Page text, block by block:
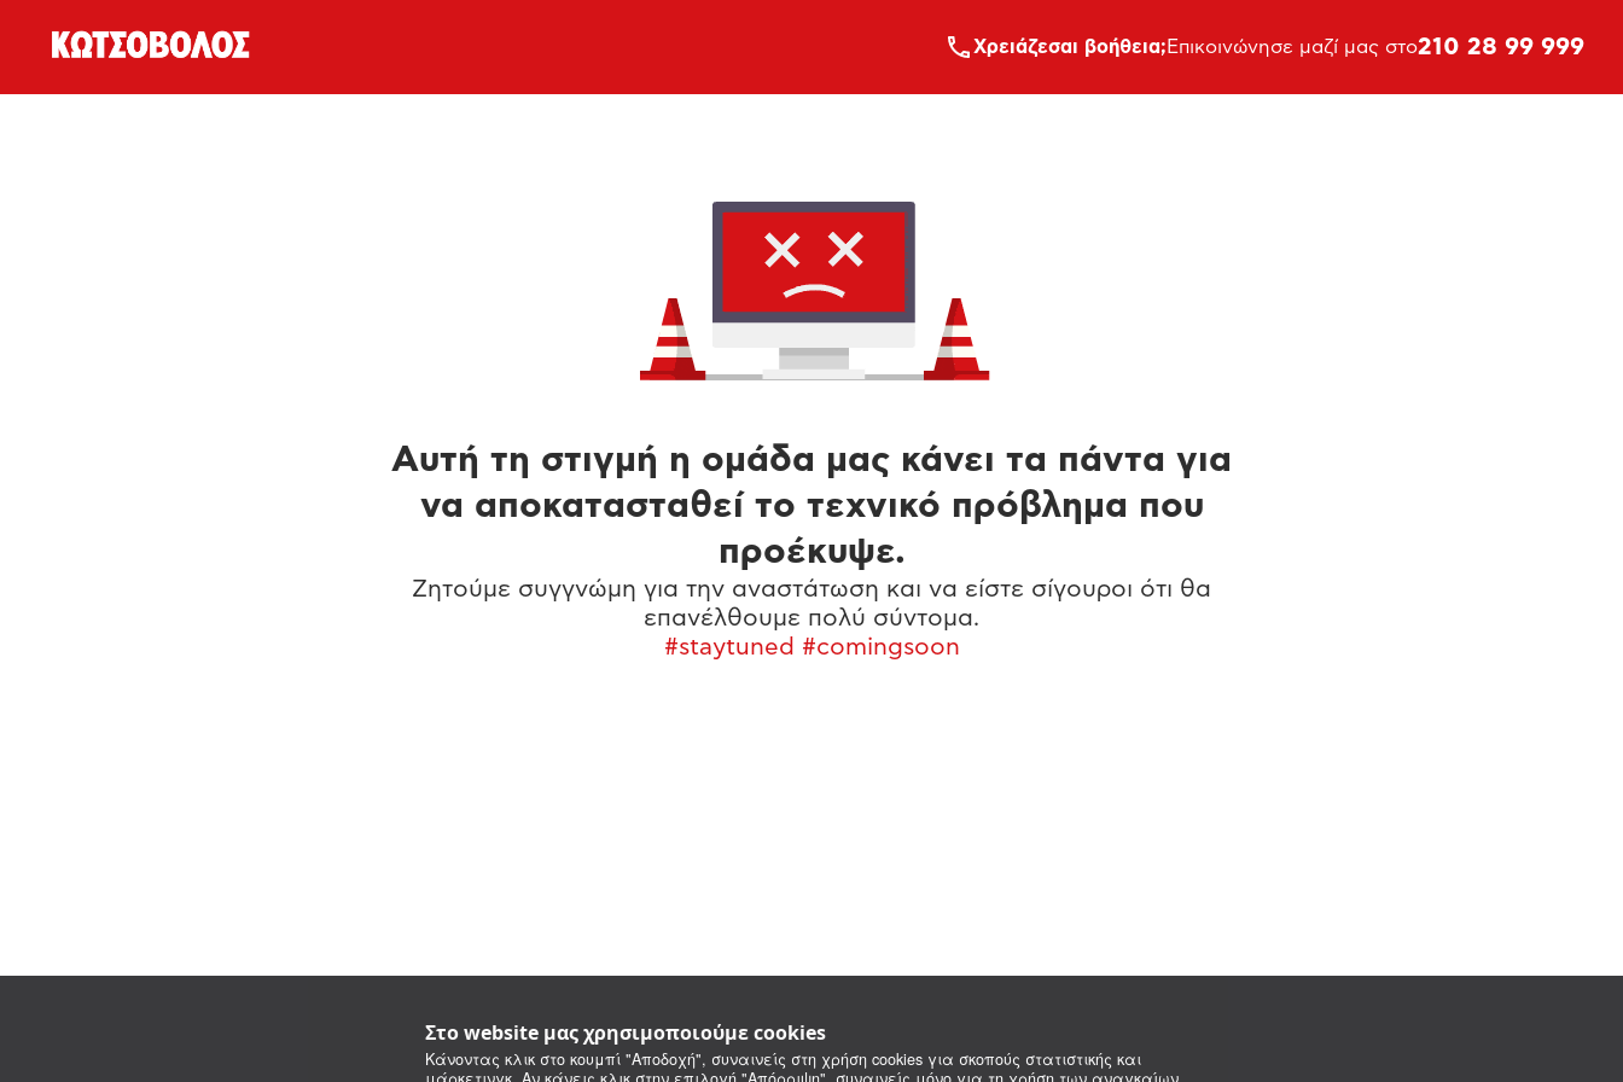
Στο website μας χρησιμοποιούμε cookies
Κάνοντας κλικ στο κουμπί "Αποδοχή", συναινείς στη χρήση cookies για σκοπούς στατιστικής και
Xρειάζεσαι βοήθεια; Επικοινώνησε μαζί μας στο210 28 99 999
Αυτή τη στιγμή η ομάδα μας κάνει τα πάντα για
να αποκατασταθεί το τεχνικό πρόβλημα που
προέκυψε.
Ζητούμε συγγνώμη για την αναστάτωση και να είστε σίγουροι ότι θα
επανέλθουμε πολύ σύντομα.
#staytuned #comingsoon